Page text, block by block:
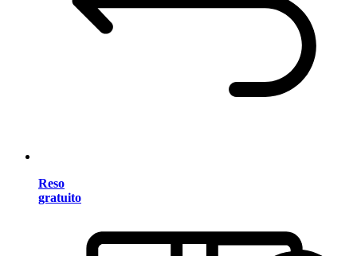
Reso
gratuito